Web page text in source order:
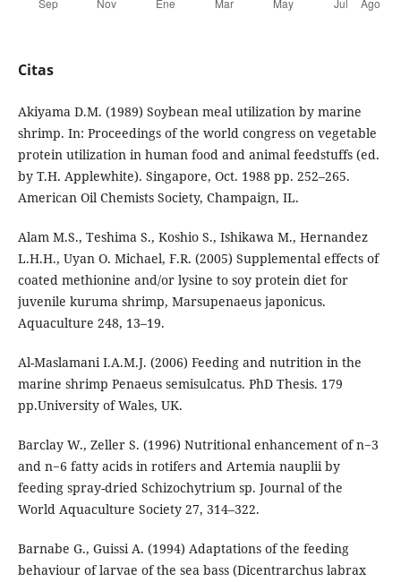
Citas
Akiyama D.M. (1989) Soybean meal utilization by marine
shrimp. In: Proceedings of the world congress on vegetable
protein utilization in human food and animal feedstuffs (ed.
by T.H. Applewhite). Singapore, Oct. 1988 pp. 252–265.
American Oil Chemists Society, Champaign, IL.
Alam M.S., Teshima S., Koshio S., Ishikawa M., Hernandez
L.H.H., Uyan O. Michael, F.R. (2005) Supplemental effects of
coated methionine and/or lysine to soy protein diet for
juvenile kuruma shrimp, Marsupenaeus japonicus.
Aquaculture 248, 13–19.
Al-Maslamani I.A.M.J. (2006) Feeding and nutrition in the
marine shrimp Penaeus semisulcatus. PhD Thesis. 179
pp.University of Wales, UK.
Barclay W., Zeller S. (1996) Nutritional enhancement of n−3
and n−6 fatty acids in rotifers and Artemia nauplii by
feeding spray-dried Schizochytrium sp. Journal of the
World Aquaculture Society 27, 314–322.
Barnabe G., Guissi A. (1994) Adaptations of the feeding
behaviour of larvae of the sea bass (Dicentrarchus labrax